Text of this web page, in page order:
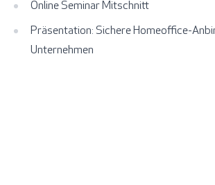
Online Seminar Mitschnitt
Präsentation: Sichere Homeoffice-
Unternehmen